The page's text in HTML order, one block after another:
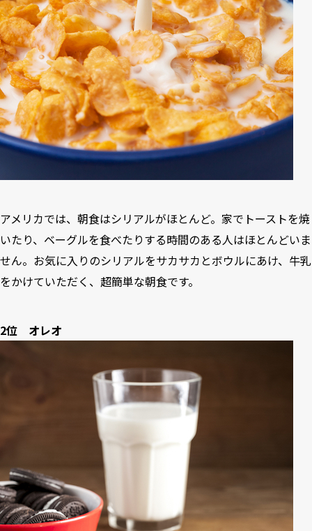
アメリカでは、朝食はシリアルがほとんど。家でトーストを焼
いたり、ベーグルを食べたりする時間のある人はほとんどいま
せん。お気に入りのシリアルをサカサカとボウルにあけ、牛乳
をかけていただく、超簡単な朝食です。
2位 オレオ